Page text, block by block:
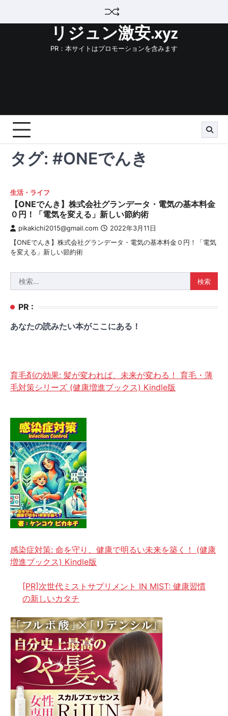
リジュン激安.xyz
PR：本サイトはプロモーションを含みます
タグ: #ONEでんき
生活・ライフ
【ONEでんき】株式会社グランデータ・電気の基本料金
０円！「電気を変える」新しい節約術
pikakichi2015@gmail.com 2022年3月11日
【ONEでんき】株式会社グランデータ・電気の基本料金０円！「電気
を変える」新しい節約術
索:
PR :
あなたの読みたい本がここにある！
育毛剤の効果: 髪が変われば、未来が変わる！ 育毛・薄
毛対策シリーズ (健康増進ブックス) Kindle版
感染症対策: 命を守り、健康で明るい未来を築く！ (健康
増進ブックス) Kindle版
[PR]次世代ミストサプリメント IN MIST: 健康習慣
の新しいカタチ